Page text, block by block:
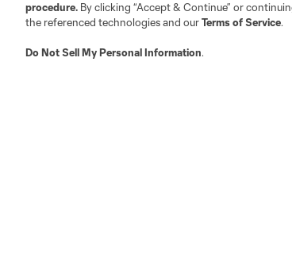
procedure. By clicking “Accept & Continue” or
the referenced technologies and ourTerms of Service.
Do Not Sell My Personal Information.